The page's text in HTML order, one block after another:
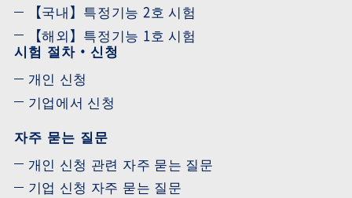
【국내】특정기능 2호 시험
【해외】특정기능 1호 시험
시험 절차・신청
개인 신청
기업에서 신청
자주 묻는 질문
개인 신청 관련 자주 묻는 질문
기업 신청 자주 묻는 질문